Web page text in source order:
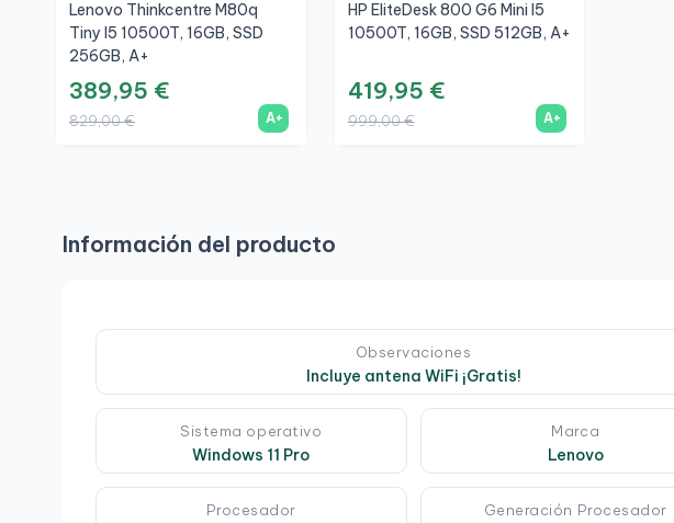
Lenovo Thinkcentre M80q
Tiny I5 10500T, 16GB, SSD
256GB, A+
389,95 €
829,00 € A+
HP EliteDesk 800 G6 Mini I5
10500T, 16GB, SSD 512GB, A+
419,95 €
999,00 € A+
Información del producto
Observaciones
Incluye antena WiFi ¡Gratis!
Sistema operativo
Windows 11 Pro
Marca
Lenovo
Procesador Generación Procesador